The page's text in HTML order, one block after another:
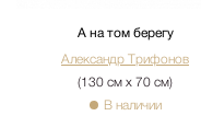
А на том берегу
Александр Трифонов
(130 см х 70 см)
В наличии